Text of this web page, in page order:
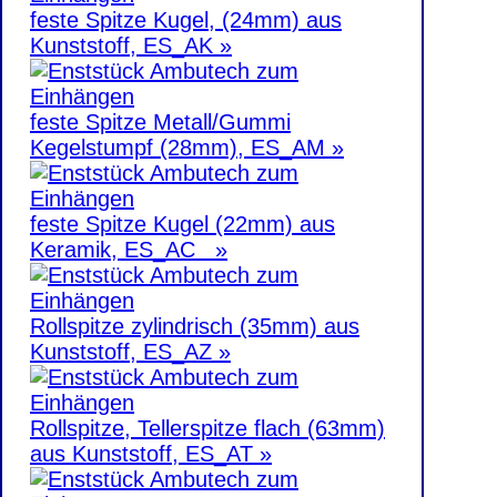
feste Spitze Kugel, (24mm) aus
Kunststoff, ES_AK »
feste Spitze Metall/Gummi
Kegelstumpf (28mm), ES_AM »
feste Spitze Kugel (22mm) aus
Keramik, ES_AC »
Rollspitze zylindrisch (35mm) aus
Kunststoff, ES_AZ »
Rollspitze, Tellerspitze flach (63mm)
aus Kunststoff, ES_AT »